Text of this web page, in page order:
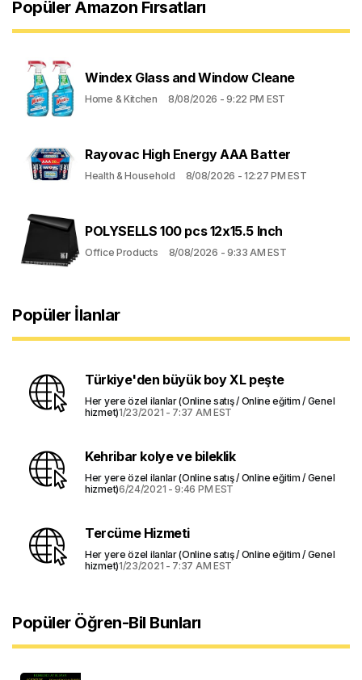
Popüler Amazon Fırsatları
Windex Glass and Window Cleane
Home & Kitchen 8/08/2026 - 9:22 PM EST
Rayovac High Energy AAA Batter
Health & Household 8/08/2026 - 12:27 PM EST
POLYSELLS 100 pcs 12x15.5 Inch
Office Products 8/08/2026 - 9:33 AM EST
Popüler İlanlar
Türkiye'den büyük boy XL peşte
Her yere özel ilanlar (Online satış / Online eğitim / Genel
hizmet)1/23/2021 - 7:37 AM EST
Kehribar kolye ve bileklik
Her yere özel ilanlar (Online satış / Online eğitim / Genel
hizmet)6/24/2021 - 9:46 PM EST
Tercüme Hizmeti
Her yere özel ilanlar (Online satış / Online eğitim / Genel
hizmet)1/23/2021 - 7:37 AM EST
Popüler Öğren-Bil Bunları